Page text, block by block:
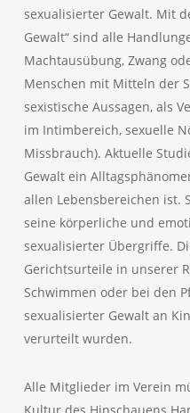
sexualisierter Gewalt. Mit
Gewalt“ sind alle
Machtausübung, Zwang
Menschen mit Mitteln der
sexistische Aussagen, als
im Intimbereich, sexuelle
Missbrauch). Aktuelle
Gewalt ein
allen Lebensbereichen ist.
seine körperliche und
sexualisierter Übergriffe.
Gerichtsurteile in unserer
Schwimmen oder bei den
sexualisierter Gewalt an
verurteilt wurden.
Alle Mitglieder im Verein